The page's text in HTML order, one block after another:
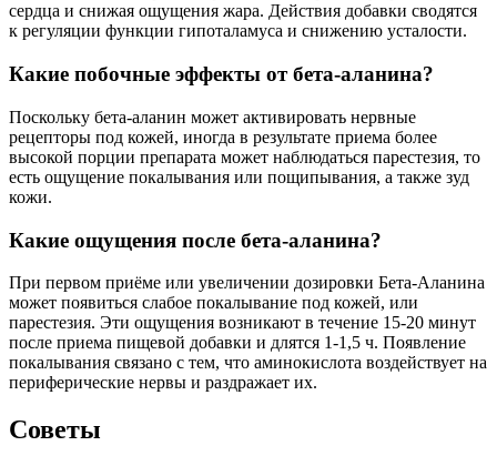
сердца и снижая ощущения жара. Действия добавки сводятся
к регуляции функции гипоталамуса и снижению усталости.
Какие побочные эффекты от бета-аланина?
Поскольку бета-аланин может активировать нервные
рецепторы под кожей, иногда в результате приема более
высокой порции препарата может наблюдаться парестезия, то
есть ощущение покалывания или пощипывания, а также зуд
кожи.
Какие ощущения после бета-аланина?
При первом приёме или увеличении дозировки Бета-Аланина
может появиться слабое покалывание под кожей, или
парестезия. Эти ощущения возникают в течение 15-20 минут
после приема пищевой добавки и длятся 1-1,5 ч. Появление
покалывания связано с тем, что аминокислота воздействует на
периферические нервы и раздражает их.
Советы